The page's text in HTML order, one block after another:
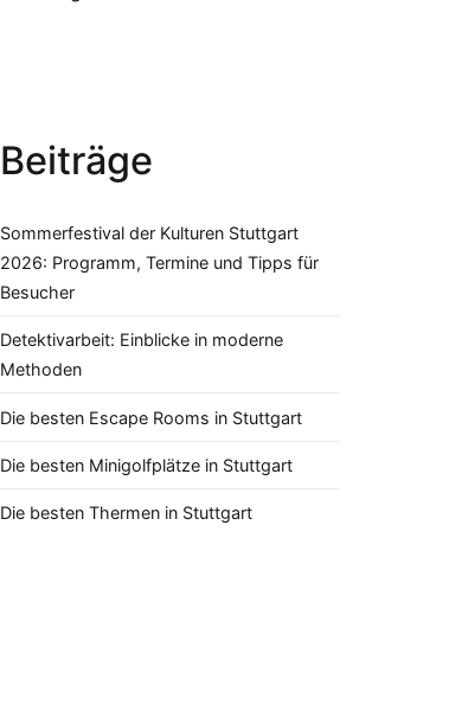
Beiträge
Sommerfestival der Kulturen Stuttgart
2026: Programm, Termine und Tipps für
Besucher
Detektivarbeit: Einblicke in moderne
Methoden
Die besten Escape Rooms in Stuttgart
Die besten Minigolfplätze in Stuttgart
Die besten Thermen in Stuttgart